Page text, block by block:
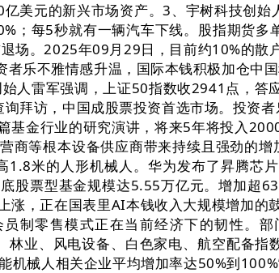
元的新兴市场资产。3、宇树科技创始
；每5秒就有一辆汽车下线。股指期货多
场。2025年09月29日，目前约10%的散
乐不雅情感升温，国际本钱积极加仓中
人雷军强调，上证50指数收2941点，答
拜访，中国成股票投资首选市场。投资
金行业的研究演讲，将来5年将投入
等根本设备供应商带来持续且强劲的
米的人形机械人。华为发布了昇腾芯
股票型基金规模达5.55万亿元。增加超
，正在国表里AI本钱收入大规模增加的
制零售模式正在当前经济下的韧性。
业、风电设备、白色家电、航空配备指
械人相关企业平均增加率达50%到